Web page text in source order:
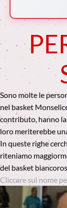
Sono molte le
nel basket
contributo, hanno
loro meriterebbe
In queste righe
riteniamo
del basket
Cliccare sul nome